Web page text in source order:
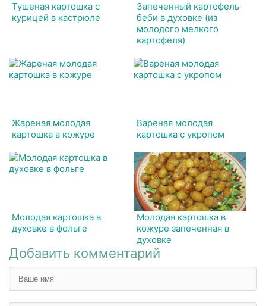
Тушеная картошка с
курицей в кастрюле
Запеченный картофель
беби в духовке (из
молодого мелкого
картофеля)
Жареная молодая
картошка в кожуре
Вареная молодая
картошка с укропом
Молодая картошка в
духовке в фольге
Молодая картошка в
кожуре запеченная в
духовке
Добавить комментарий